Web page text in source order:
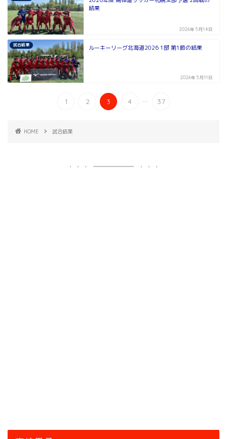
結果
2026年5月14日
試合結果 ルーキーリーグ北海道2026 1部 第1節の結果
2026年5月11日
1 2 3 4 ... 37
HOME 試合結果